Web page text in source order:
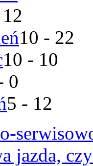
10 - 22
10 - 10
0
5 - 12
jazda,